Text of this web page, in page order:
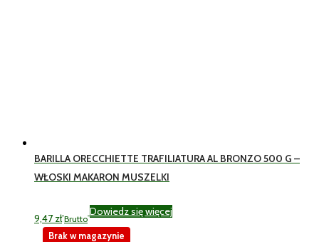
BARILLA ORECCHIETTE TRAFILIATURA AL BRONZO 500 G –
WŁOSKI MAKARON MUSZELKI
9,47zł Brutto
Dowiedz się więcej
Brak w magazynie